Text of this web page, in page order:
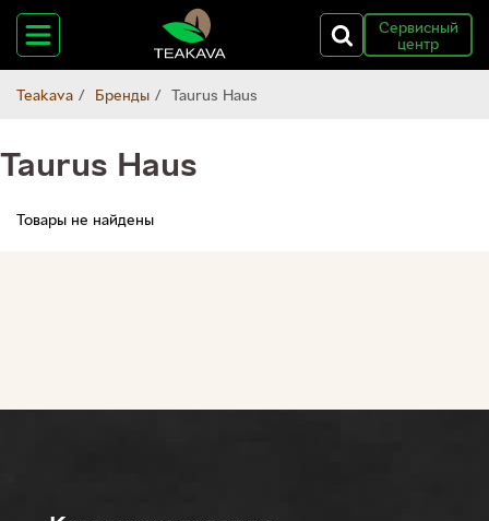
Сервисный
центр
Teakava Бренды Taurus Haus
Taurus Haus
Товары не найдены